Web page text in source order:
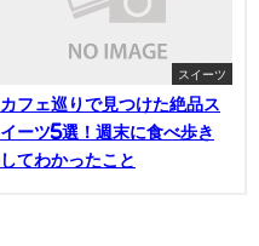
スイーツ
カフェ巡りで見つけた絶品ス
イーツ5選！週末に食べ歩き
してわかったこと